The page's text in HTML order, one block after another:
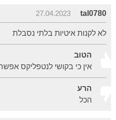
tal0780
27.04.2023
לא לקנות איטיות בלתי נסבלת
הטוב
אין כי בקושי לנטפליקס
הרע
הכל